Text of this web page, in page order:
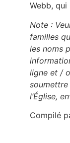
Webb, qui
Note :
familles
les noms
ligne et /
soumettre
l’Église,
Compilé